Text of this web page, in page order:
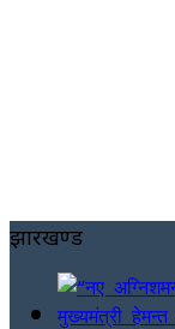
झारखण्ड